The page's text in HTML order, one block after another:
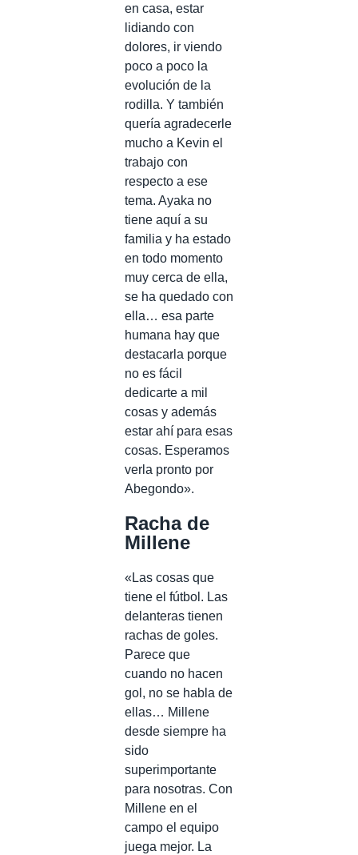
en casa, estar
lidiando con
dolores, ir viendo
poco a poco la
evolución de la
rodilla. Y también
quería agradecerle
mucho a Kevin el
trabajo con
respecto a ese
tema. Ayaka no
tiene aquí a su
familia y ha estado
en todo momento
muy cerca de ella,
se ha quedado con
ella… esa parte
humana hay que
destacarla porque
no es fácil
dedicarte a mil
cosas y además
estar ahí para esas
cosas. Esperamos
verla pronto por
Abegondo».
Racha de
Millene
«Las cosas que
tiene el fútbol. Las
delanteras tienen
rachas de goles.
Parece que
cuando no hacen
gol, no se habla de
ellas… Millene
desde siempre ha
sido
superimportante
para nosotras. Con
Millene en el
campo el equipo
juega mejor. La